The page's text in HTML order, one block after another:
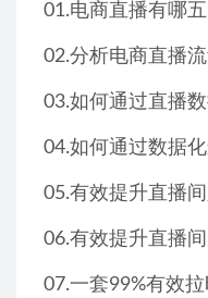
01.电商直播有哪
02.分析电商直播
03.如何通过直播
04.如何通过数据
05.有效提升直播
06.有效提升直播
07.一套99%有效